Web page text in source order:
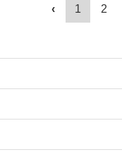
‹ 1 2